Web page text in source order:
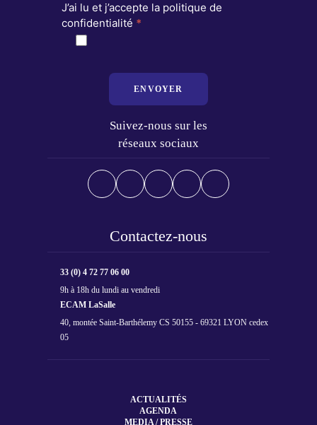
J’ai lu et j’accepte la politique de
confidentialité *
ENVOYER
Suivez-nous sur les
réseaux sociaux
Contactez-nous
33 (0) 4 72 77 06 00
9h à 18h du lundi au vendredi
ECAM LaSalle
40, montée Saint-Barthélemy CS 50155 - 69321 LYON cedex
05
ACTUALITÉS
AGENDA
MEDIA / PRESSE